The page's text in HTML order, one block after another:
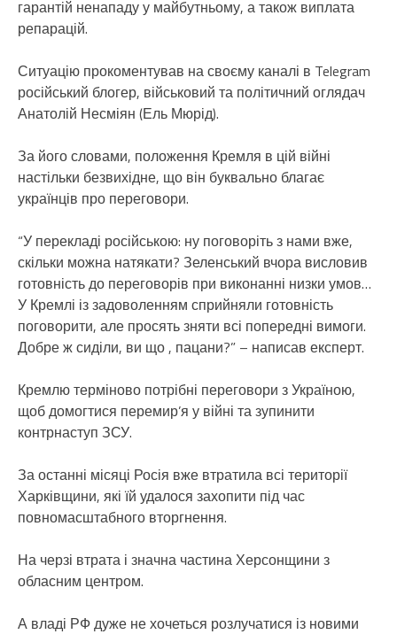
гарантій ненападу у майбутньому, а також виплата
репарацій.
Ситуацію прокоментував на своєму каналі в Telegram
російський блогер, військовий та політичний оглядач
Анатолій Несміян (Ель Мюрід).
За його словами, положення Кремля в цій війні
настільки безвихідне, що він буквально благає
українців про переговори.
“У перекладі російською: ну поговоріть з нами вже,
скільки можна натякати? Зеленський вчора висловив
готовність до переговорів при виконанні низки умов…
У Кремлі із задоволенням сприйняли готовність
поговорити, але просять зняти всі попередні вимоги.
Добре ж сиділи, ви що , пацани?” – написав експерт.
Кремлю терміново потрібні переговори з Україною,
щоб домогтися перемир’я у війні та зупинити
контрнаступ ЗСУ.
За останні місяці Росія вже втратила всі території
Харківщини, які їй удалося захопити під час
повномасштабного вторгнення.
На черзі втрата і значна частина Херсонщини з
обласним центром.
А владі РФ дуже не хочеться розлучатися із новими